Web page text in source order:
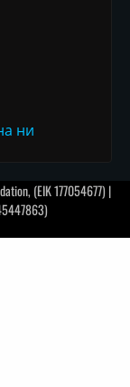
ни
(EIK 177054677) |